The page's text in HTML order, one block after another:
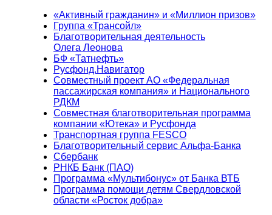
«Активный гражданин» и «Миллион призов»
Группа «Трансойл»
Благотворительная деятельность
Олега Леонова
БФ «Татнефть»
Русфонд.Навигатор
Совместный проект АО «Федеральная
пассажирская компания» и Национального
РДКМ
Совместная благотворительная программа
компании «Ютека» и Русфонда
Транспортная группа FESCO
Благотворительный сервис Альфа-Банка
Сбербанк
РНКБ Банк (ПАО)
Программа «Мультибонус» от Банка ВТБ
Программа помощи детям Свердловской
области «Росток добра»